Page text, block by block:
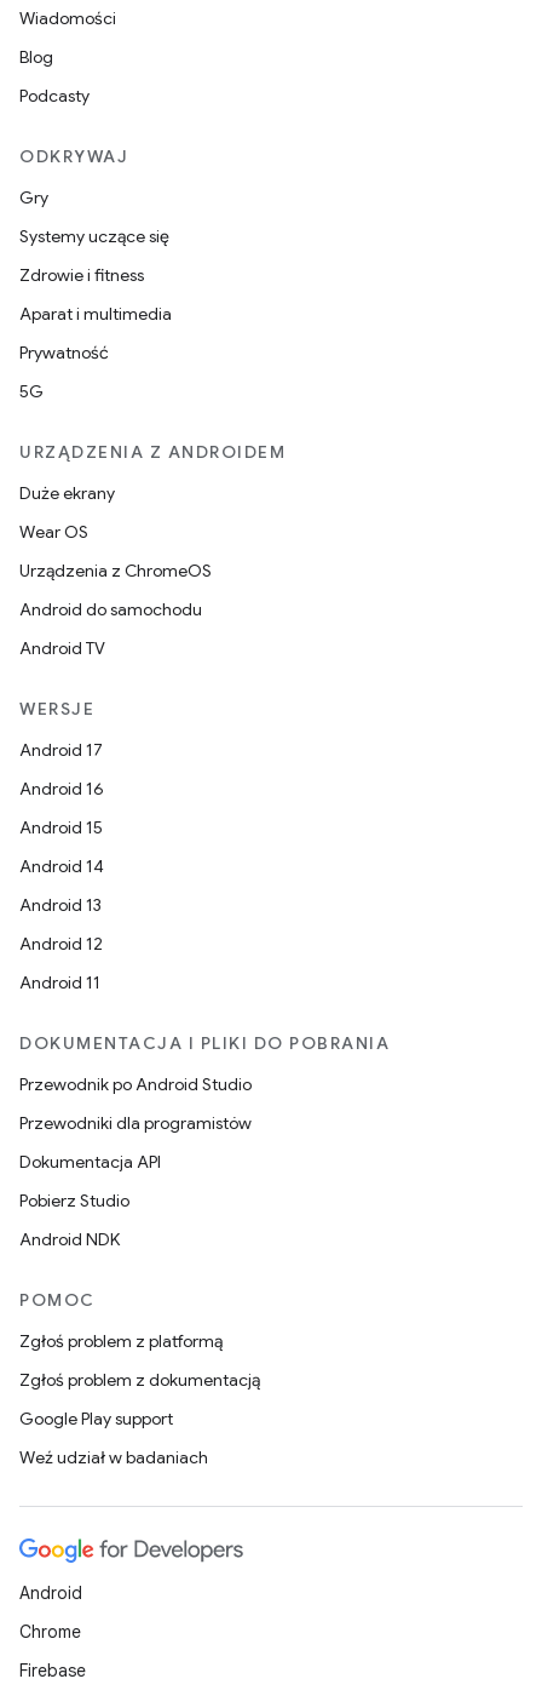
Wiadomości
Blog
Podcasty
ODKRYWAJ
Gry
Systemy uczące się
Zdrowie i fitness
Aparat i multimedia
Prywatność
5G
URZĄDZENIA Z ANDROIDEM
Duże ekrany
Wear OS
Urządzenia z ChromeOS
Android do samochodu
Android TV
WERSJE
Android 17
Android 16
Android 15
Android 14
Android 13
Android 12
Android 11
DOKUMENTACJA I PLIKI DO POBRANIA
Przewodnik po Android Studio
Przewodniki dla programistów
Dokumentacja API
Pobierz Studio
Android NDK
POMOC
Zgłoś problem z platformą
Zgłoś problem z dokumentacją
Google Play support
Weź udział w badaniach
Android
Chrome
Firebase